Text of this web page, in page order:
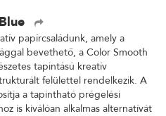
papírcsaládunk, amely a
bevethető, a Color Smooth
tapintású kreatív
felülettel rendelkezik. A
a tapintható prégelési
is kiválóan alkalmas alternatívát